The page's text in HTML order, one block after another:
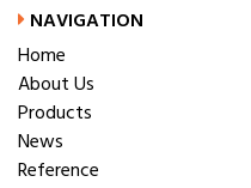
NAVIGATION
Home
About Us
Products
News
Reference